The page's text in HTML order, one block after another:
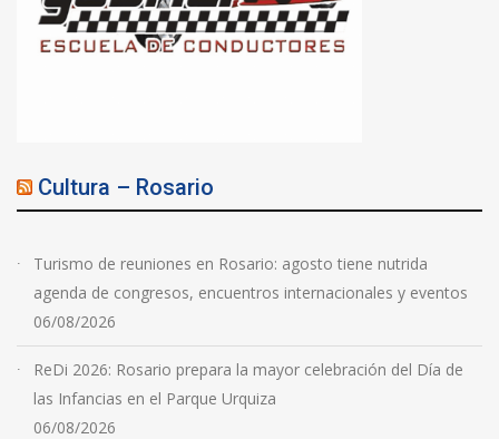
Cultura – Rosario
Turismo de reuniones en Rosario: agosto tiene nutrida
agenda de congresos, encuentros internacionales y eventos
06/08/2026
ReDi 2026: Rosario prepara la mayor celebración del Día de
las Infancias en el Parque Urquiza
06/08/2026